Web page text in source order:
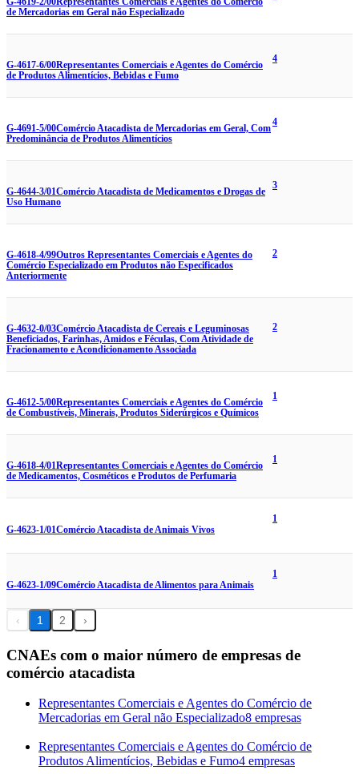
G-4619-2/00Representantes Comerciais e Agentes do Comércio
de Mercadorias em Geral não Especializado
G-4617-6/00Representantes Comerciais e Agentes do Comércio
de Produtos Alimentícios, Bebidas e Fumo
4
G-4691-5/00Comércio Atacadista de Mercadorias em Geral, Com
Predominância de Produtos Alimentícios
4
G-4644-3/01Comércio Atacadista de Medicamentos e Drogas de
Uso Humano
3
G-4618-4/99Outros Representantes Comerciais e Agentes do
Comércio Especializado em Produtos não Especificados
Anteriormente
2
G-4632-0/03Comércio Atacadista de Cereais e Leguminosas
Beneficiados, Farinhas, Amidos e Féculas, Com Atividade de
Fracionamento e Acondicionamento Associada
2
G-4612-5/00Representantes Comerciais e Agentes do Comércio
de Combustíveis, Minerais, Produtos Siderúrgicos e Químicos
1
G-4618-4/01Representantes Comerciais e Agentes do Comércio
de Medicamentos, Cosméticos e Produtos de Perfumaria
1
G-4623-1/01Comércio Atacadista de Animais Vivos
1
G-4623-1/09Comércio Atacadista de Alimentos para Animais
1
‹ 1 2 ›
CNAEs com o maior número de empresas de
comércio atacadista
Representantes Comerciais e Agentes do Comércio de
Mercadorias em Geral não Especializado8 empresas
Representantes Comerciais e Agentes do Comércio de
Produtos Alimentícios, Bebidas e Fumo4 empresas